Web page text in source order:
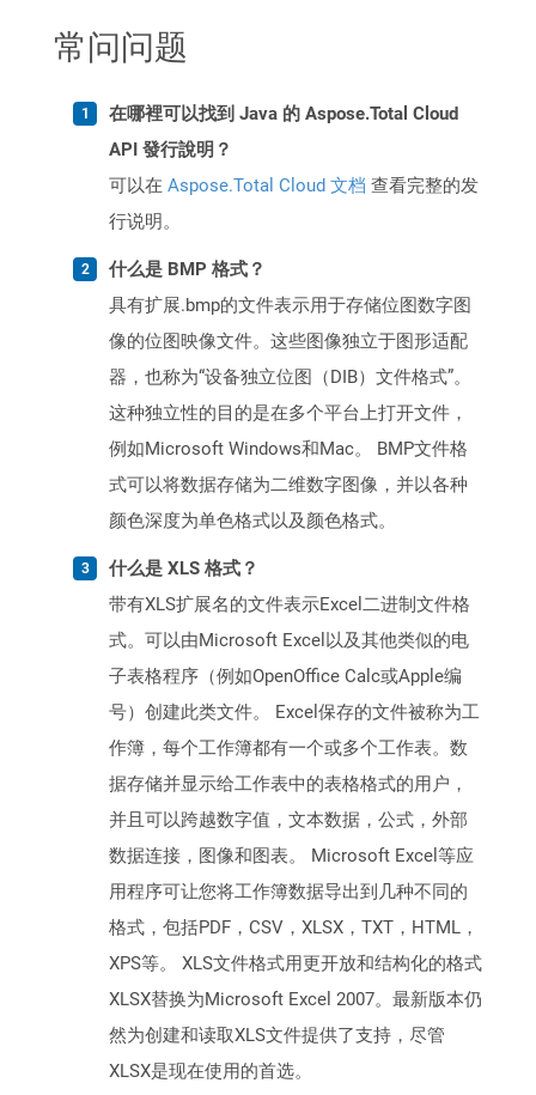
常问问题
在哪裡可以找到 Java 的 Aspose.Total Cloud
API 發行說明？
可以在 Aspose.Total Cloud 文档 查看完整的发
行说明。
什么是 BMP 格式？
具有扩展.bmp的文件表示用于存储位图数字图
像的位图映像文件。这些图像独立于图形适配
器，也称为“设备独立位图（DIB）文件格式”。
这种独立性的目的是在多个平台上打开文件，
例如Microsoft Windows和Mac。 BMP文件格
式可以将数据存储为二维数字图像，并以各种
颜色深度为单色格式以及颜色格式。
什么是 XLS 格式？
带有XLS扩展名的文件表示Excel二进制文件格
式。可以由Microsoft Excel以及其他类似的电
子表格程序（例如OpenOffice Calc或Apple编
号）创建此类文件。 Excel保存的文件被称为工
作簿，每个工作簿都有一个或多个工作表。数
据存储并显示给工作表中的表格格式的用户，
并且可以跨越数字值，文本数据，公式，外部
数据连接，图像和图表。 Microsoft Excel等应
用程序可让您将工作簿数据导出到几种不同的
格式，包括PDF，CSV，XLSX，TXT，HTML，
XPS等。 XLS文件格式用更开放和结构化的格式
XLSX替换为Microsoft Excel 2007。最新版本仍
然为创建和读取XLS文件提供了支持，尽管
XLSX是现在使用的首选。